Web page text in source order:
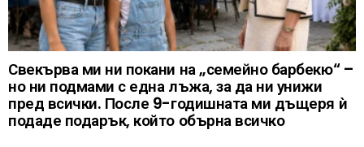
Свекърва ми ни покани на „семейно барбекю“ –
но ни подмами с една лъжа, за да ни унижи
пред всички. После 9-годишната ми дъщеря ѝ
подаде подарък, който обърна всичко